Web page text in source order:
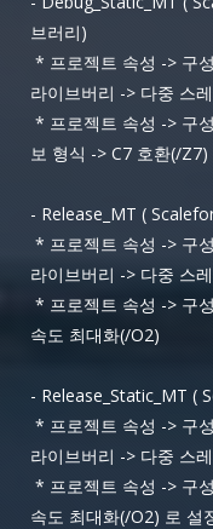
브러리)
* 프로젝트 속성 -> 구
라이브버리 -> 다중 스
* 프로젝트 속성 -> 구
보 형식 -> C7 호환(/Z7)
- Release_MT (
* 프로젝트 속성 -> 구
라이브버리 -> 다중 스
* 프로젝트 속성 -> 구
속도 최대화(/O2)
- Release_Static_MT (
* 프로젝트 속성 -> 구
라이브버리 -> 다중 스
* 프로젝트 속성 -> 구
속도 최대화(/O2) 로 설